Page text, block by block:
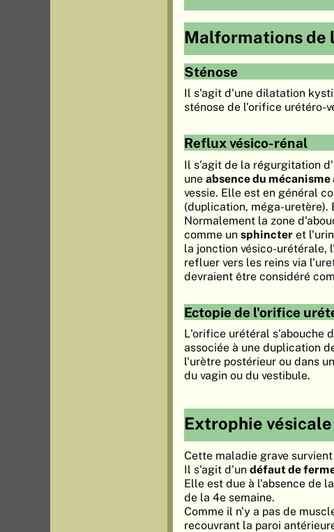
Malformations
Sténose
Il s'agit d'une dilatation
sténose de l'orifice urétéro-
Reflux vésico-rénal
Il s'agit de la régurgitation
une absence du
vessie. Elle est en général
(duplication, méga-
Normalement la zone
comme un sphincter et
la jonction vésico-urétérale,
refluer vers les reins via
devraient être considéré
Ectopie de l'orifice
L'orifice urétéral s'abouche
associée à une duplication
l'urètre postérieur ou dans
du vagin ou du vestibule.
Extrophie vésicale
Cette maladie grave
Il s'agit d'un défaut de
Elle est due à l'absence de
de la 4e semaine.
Comme il n'y a pas de
recouvrant la paroi